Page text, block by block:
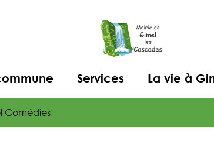
Services La vie à
Comédies